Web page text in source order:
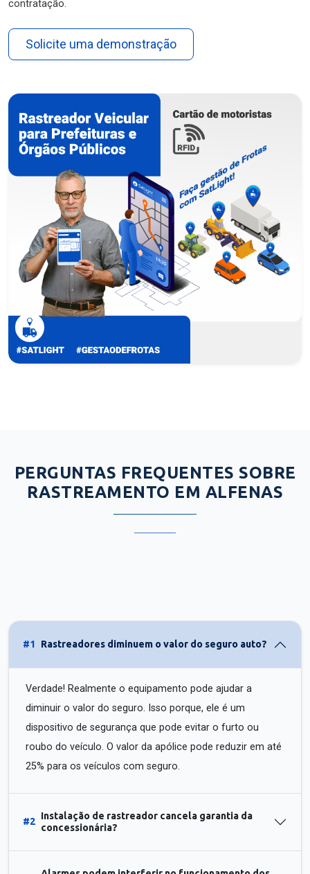
contratação.
Solicite uma demonstração
PERGUNTAS FREQUENTES SOBRE
RASTREAMENTO EM ALFENAS
#1 Rastreadores diminuem o valor do seguro auto?
Verdade! Realmente o equipamento pode ajudar a
diminuir o valor do seguro. Isso porque, ele é um
dispositivo de segurança que pode evitar o furto ou
roubo do veículo. O valor da apólice pode reduzir em até
25% para os veículos com seguro.
#2
Instalação de rastreador cancela garantia da
concessionária?